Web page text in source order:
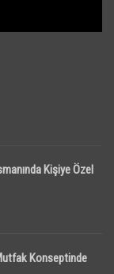
Kişiye Özel
Konseptinde